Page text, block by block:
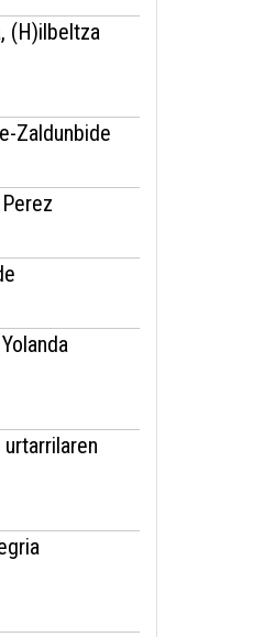
(H)ilbeltza
Zaldunbide